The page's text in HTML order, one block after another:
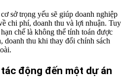
sở trọng yếu sẽ giúp doanh nghiệp
chi phí, doanh thu và lợi nhuận. Tuy
chế là không thể tính toán được
doanh thu khi thay đổi chính sách
động đến một dự án